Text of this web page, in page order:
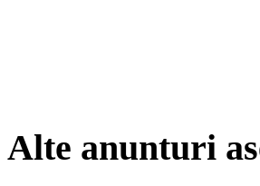
Alte anunturi